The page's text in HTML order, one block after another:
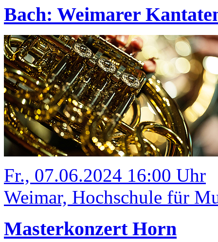
Bach: Weimarer
Fr., 07.06.2024 16:00 Uhr
Weimar, Hochschule für
Masterkonzert Horn